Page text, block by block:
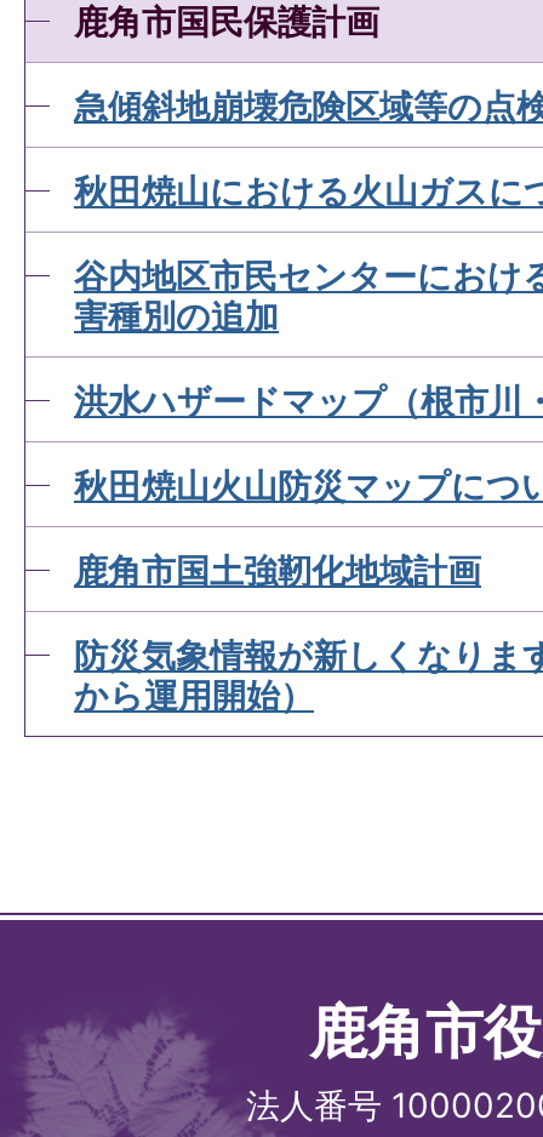
鹿角市国民保護計画
急傾斜地崩壊危険区域等の点
秋田焼山における火山ガスに
谷内地区市民センターにおけ
害種別の追加
洪水ハザードマップ（根市川
秋田焼山火山防災マップにつ
鹿角市国土強靭化地域計画
防災気象情報が新しくなり
から運用開始）
鹿角市
法人番号